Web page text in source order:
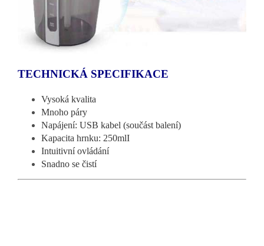
TECHNICKÁ SPECIFIKACE
Vysoká kvalita
Mnoho páry
Napájení: USB kabel (součást balení)
Kapacita hrnku: 250mlI
Intuitivní ovládání
Snadno se čistí